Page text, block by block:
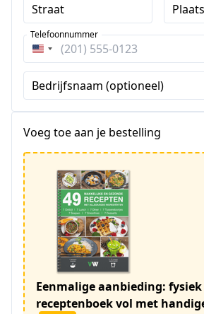
Straat Plaats
Verenigde
Staten
+1
Telefoonnummer
Bedrijfsnaam (optioneel)
Voeg toe aan je bestelling
Eenmalige aanbieding: fysiek
receptenboek vol met